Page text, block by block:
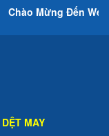
Website Đại Hùng
MAY